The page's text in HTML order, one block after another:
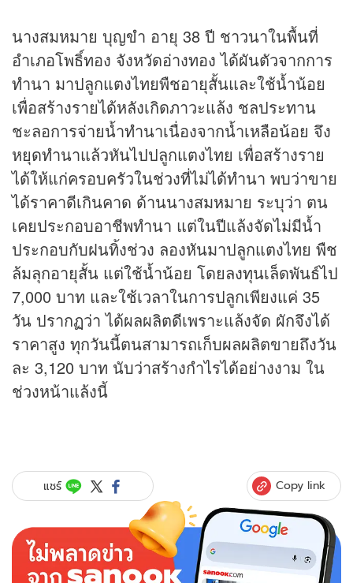
นางสมหมาย บุญขำ อายุ 38 ปี ชาวนาในพื้นที่
อำเภอโพธิ์ทอง จังหวัดอ่างทอง ได้ผันตัวจากการ
ทำนา มาปลูกแตงไทยพืชอายุสั้นและใช้น้ำน้อย
เพื่อสร้างรายได้หลังเกิดภาวะแล้ง ชลประทาน
ชะลอการจ่ายน้ำทำนาเนื่องจากน้ำเหลือน้อย จึง
หยุดทำนาแล้วหันไปปลูกแตงไทย เพื่อสร้างราย
ได้ให้แก่ครอบครัวในช่วงที่ไม่ได้ทำนา พบว่าขาย
ได้ราคาดีเกินคาด ด้านนางสมหมาย ระบุว่า ตน
เคยประกอบอาชีพทำนา แต่ในปีแล้งจัดไม่มีน้ำ
ประกอบกับฝนทิ้งช่วง ลองหันมาปลูกแตงไทย พืช
ล้มลุกอายุสั้น แต่ใช้น้ำน้อย โดยลงทุนเล็ดพันธ์ไป
7,000 บาท และใช้เวลาในการปลูกเพียงแค่ 35
วัน ปรากฏว่า ได้ผลผลิตดีเพราะแล้งจัด ผักจึงได้
ราคาสูง ทุกวันนี้ตนสามารถเก็บผลผลิตขายถึงวัน
ละ 3,120 บาท นับว่าสร้างกำไรได้อย่างงาม ใน
ช่วงหน้าแล้งนี้
แชร์ Copy link